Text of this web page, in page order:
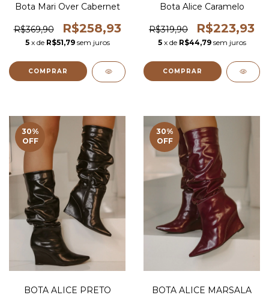
Bota Mari Over Cabernet
R$369,90 R$258,93
5 x de R$51,79 sem juros
COMPRAR
Bota Alice Caramelo
R$319,90 R$223,93
5 x de R$44,79 sem juros
COMPRAR
30%
OFF
BOTA ALICE PRETO
30%
OFF
BOTA ALICE MARSALA